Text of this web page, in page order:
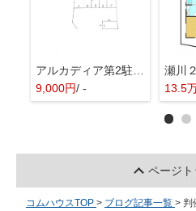
9,000円/ -
瀬川
13.5
ページ
コムハウスTOP > ブログ記事一覧 > 判